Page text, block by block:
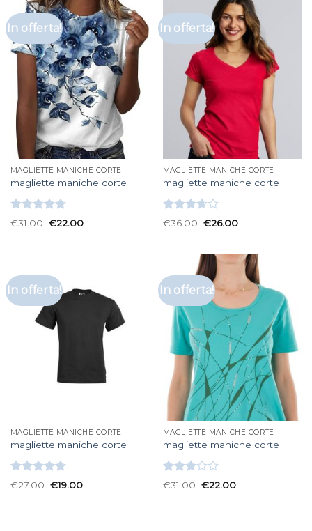
In offerta!
MAGLIETTE MANICHE CORTE
magliette maniche corte
Valutato
€31.00 €22.00
In offerta!
MAGLIETTE MANICHE CORTE
magliette maniche corte
Valutato
€36.00 €26.00
In offerta!
MAGLIETTE MANICHE CORTE
magliette maniche corte
Valutato
€27.00 €19.00
In offerta!
MAGLIETTE MANICHE CORTE
magliette maniche corte
Valutato
€31.00 €22.00